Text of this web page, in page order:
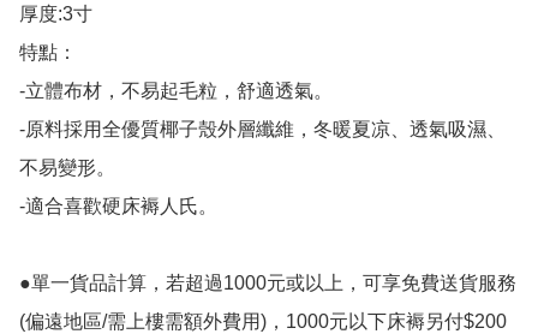
厚度:3寸
特點：
-立體布材，不易起毛粒，舒適透氣。
-原料採用全優質椰子殼外層纖維，冬暖夏凉、透氣吸濕、
不易變形。
-適合喜歡硬床褥人氏。
●單一貨品計算，若超過1000元或以上，可享免費送貨服務
(偏遠地區/需上樓需額外費用)，1000元以下床褥另付$200